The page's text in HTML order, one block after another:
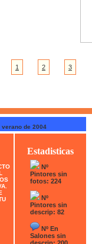
1 2 3
verano de 2004
Estadisticas
Nº
Pintores sin
fotos: 224
Nº
Pintores sin
descrip: 82
Nº En
Salones sin